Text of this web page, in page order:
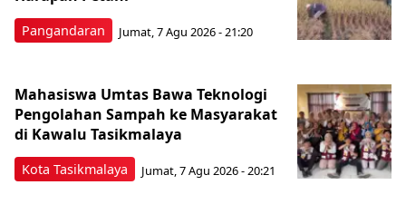
Pangandaran Jumat, 7 Agu 2026 - 21:20
Kota Tasikmalaya
Mahasiswa Umtas Bawa Teknologi
Pengolahan Sampah ke Masyarakat
di Kawalu Tasikmalaya
Jumat, 7 Agu 2026 - 20:21